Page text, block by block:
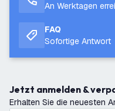
An Werktagen
FAQ
Sofortige Antwort
Jetzt anmelden &
Erhalten Sie die neuesten